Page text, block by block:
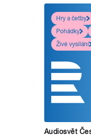
Hry a četby
Pohádky
Živé vysílání
Audiosvět